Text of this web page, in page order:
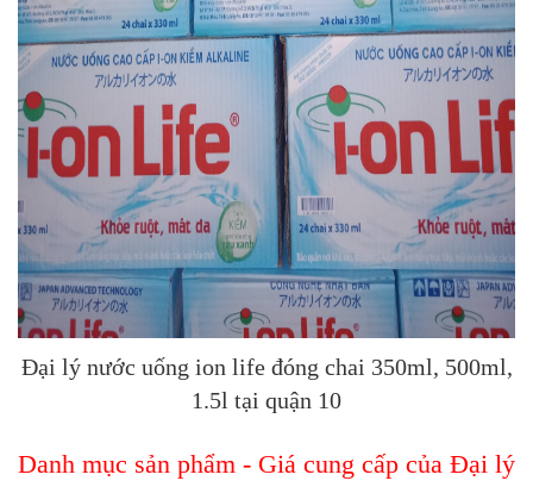
Đại lý nước uống ion life đóng chai 350ml, 500ml,
1.5l tại quận 10
Danh mục sản phẩm - Giá cung cấp của Đại lý